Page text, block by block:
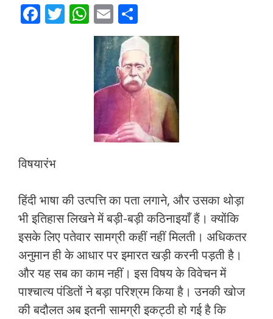
F T W
h
at
s
A
p
p
E
m
ai
l
h
ar
e
विषयारंभ
हिंदी भाषा की उत्‍पत्ति का पता लगाने, और उसका थोड़ा
भी इतिहास लिखने में बड़ी-बड़ी कठिनाइयाँ हैं। क्‍योंकि
इसके लिए पतेवार सामग्री कहीं नहीं मिलती। अधिकतर
अनुमान ही के आधार पर इमारत खड़ी करनी पड़ती है।
और यह सब का काम नहीं। इस विषय के विवेचन में
पाश्‍चात्‍य पंडितों ने बड़ा परिश्रम किया है। उनकी खोज
की बदौलत अब इतनी सामग्री इकट्ठी हो गई है कि